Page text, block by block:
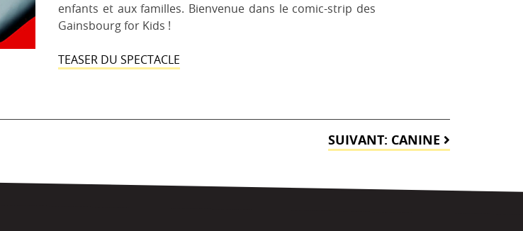
enfants et aux familles. Bienvenue dans le comic-strip des
Gainsbourg for Kids !
TEASER DU SPECTACLE
SUIVANT: CANINE